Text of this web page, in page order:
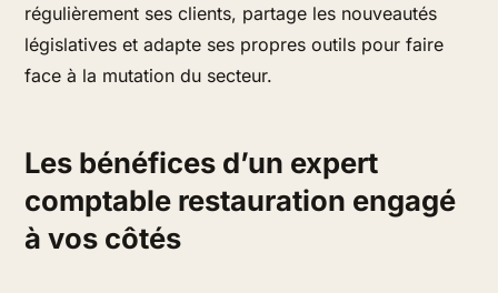
régulièrement ses clients, partage les nouveautés
législatives et adapte ses propres outils pour faire
face à la mutation du secteur.
Les bénéfices d’un expert
comptable restauration engagé
à vos côtés